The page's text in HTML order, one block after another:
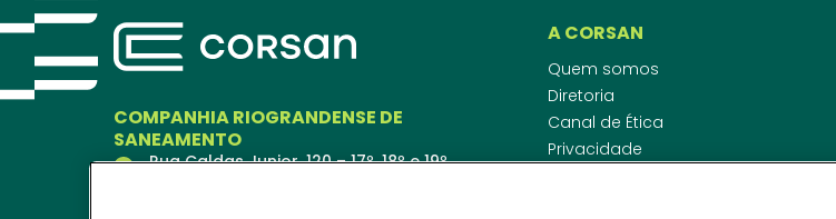
COMPANHIA RIOGRANDENSE DE
SANEAMENTO
Rua Caldas Junior, 120 – 17º, 18º e 19º
A CORSAN
Quem somos
Diretoria
Canal de Ética
Privacidade